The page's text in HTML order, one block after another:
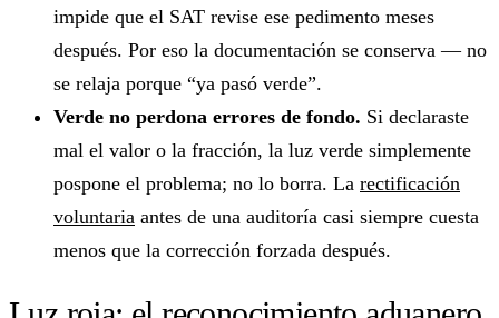
impide que el SAT revise ese pedimento meses
después. Por eso la documentación se conserva — no
se relaja porque “ya pasó verde”.
Verde no perdona errores de fondo. Si declaraste
mal el valor o la fracción, la luz verde simplemente
pospone el problema; no lo borra. La rectificación
voluntaria antes de una auditoría casi siempre cuesta
menos que la corrección forzada después.